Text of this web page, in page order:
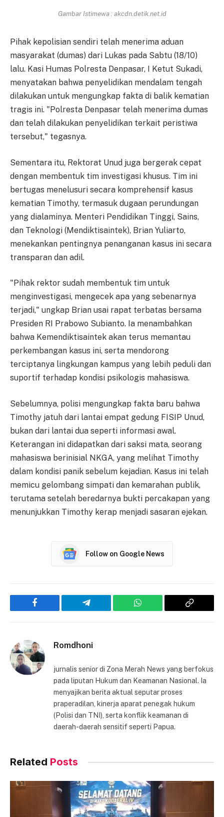
Gambar Istimewa : akcdn.detik.net.id
Pihak kepolisian sendiri telah menerima aduan
masyarakat (dumas) dari Lukas pada Sabtu (18/10)
lalu. Kasi Humas Polresta Denpasar, I Ketut Sukadi,
menyatakan bahwa penyelidikan mendalam tengah
dilakukan untuk mengungkap fakta di balik kematian
tragis ini. "Polresta Denpasar telah menerima dumas
dan telah dilakukan penyelidikan terkait peristiwa
tersebut," tegasnya.
Sementara itu, Rektorat Unud juga bergerak cepat
dengan membentuk tim investigasi khusus. Tim ini
bertugas menelusuri secara komprehensif kasus
kematian Timothy, termasuk dugaan perundungan
yang dialaminya. Menteri Pendidikan Tinggi, Sains,
dan Teknologi (Mendiktisaintek), Brian Yuliarto,
menekankan pentingnya penanganan kasus ini secara
transparan dan adil.
"Pihak rektor sudah membentuk tim untuk
menginvestigasi, mengecek apa yang sebenarnya
terjadi," ungkap Brian usai rapat terbatas bersama
Presiden RI Prabowo Subianto. Ia menambahkan
bahwa Kemendiktisaintek akan terus memantau
perkembangan kasus ini, serta mendorong
terciptanya lingkungan kampus yang lebih peduli dan
suportif terhadap kondisi psikologis mahasiswa.
Sebelumnya, polisi mengungkap fakta baru bahwa
Timothy jatuh dari lantai empat gedung FISIP Unud,
bukan dari lantai dua seperti informasi awal.
Keterangan ini didapatkan dari saksi mata, seorang
mahasiswa berinisial NKGA, yang melihat Timothy
dalam kondisi panik sebelum kejadian. Kasus ini telah
memicu gelombang simpati dan kemarahan publik,
terutama setelah beredarnya bukti percakapan yang
menunjukkan Timothy kerap menjadi sasaran ejekan.
Follow on Google News
Facebook Telegram WhatsApp
Copy
Romdhoni
jurnalis senior di Zona Merah News yang berfokus
pada liputan Hukum dan Keamanan Nasional. Ia
menyajikan berita aktual seputar proses
praperadilan, kinerja aparat penegak hukum
(Polisi dan TNI), serta konflik keamanan di
daerah-daerah sensitif seperti Papua.
Related Posts